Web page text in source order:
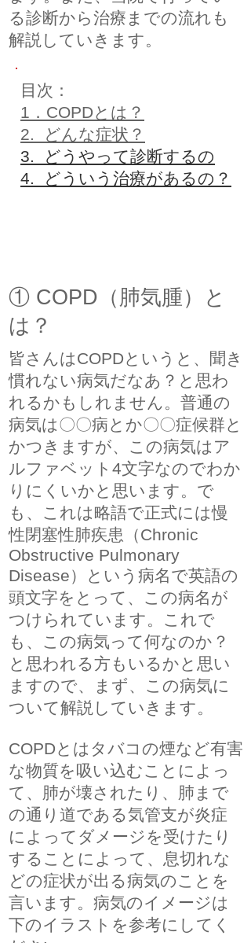
る診断から治療までの流れも
解説していきます。
目次：
1．COPDとは？
2. どんな症状？
3. どうやって診断するの
4. どういう治療があるの？
① COPD（肺気腫）と
は？
皆さんはCOPDというと、聞き
慣れない病気だなあ？と思わ
れるかもしれません。普通の
病気は〇〇病とか〇〇症候群と
かつきますが、この病気はア
ルファベット4文字なのでわか
りにくいかと思います。で
も、これは略語で正式には慢
性閉塞性肺疾患（Chronic
Obstructive Pulmonary
Disease）という病名で英語の
頭文字をとって、この病名が
つけられています。これで
も、この病気って何なのか？
と思われる方もいるかと思い
ますので、まず、この病気に
ついて解説していきます。
COPDとはタバコの煙など有害
な物質を吸い込むことによっ
て、肺が壊されたり、肺まで
の通り道である気管支が炎症
によってダメージを受けたり
することによって、息切れな
どの症状が出る病気のことを
言います。病気のイメージは
下のイラストを参考にしてく